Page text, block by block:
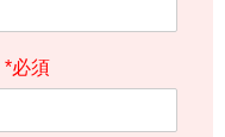
*必須